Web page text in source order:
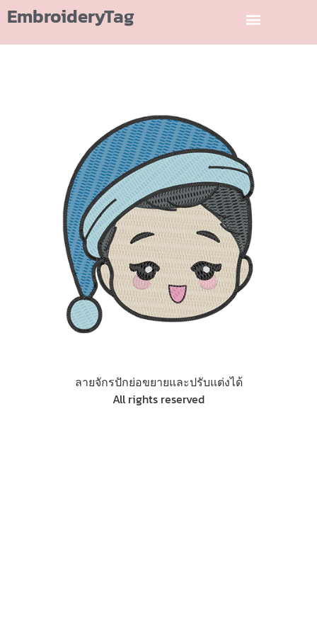
EmbroideryTag
ลายจักรปักย่อขยายและปรับแต่งได้
All rights reserved